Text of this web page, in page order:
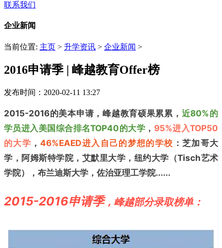
联系我们
企业新闻
当前位置: 主页 > 升学资讯 > 企业新闻 >
2016申请季 | 峰越教育Offer榜
发布时间：2020-02-11 13:27
2015-2016的美本申请，峰越教育硕果累累， 近80%的
学员进入美国综合排名TOP40的大学 ， 95%进入TOP50
的大学 ，46%EAED进入自己的梦想的学校 ：芝加哥大
学，阿姆斯特学院，艾默里大学，纽约大学（Tisch艺术
学院），布兰迪斯大学，佐治亚理工学院......
2015-2016申请季，峰越部分录取榜单：